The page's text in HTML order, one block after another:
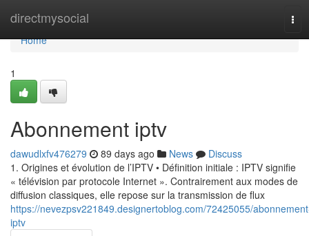
directmysocial
Home
Home
1
Abonnement iptv
dawudlxfv476279 89 days ago News
Discuss
1. Origines et évolution de l’IPTV • Définition initiale : IPTV signifie
« télévision par protocole Internet ». Contrairement aux modes de
diffusion classiques, elle repose sur la transmission de flux
https://nevezpsv221849.designertoblog.com/72425055/
iptv